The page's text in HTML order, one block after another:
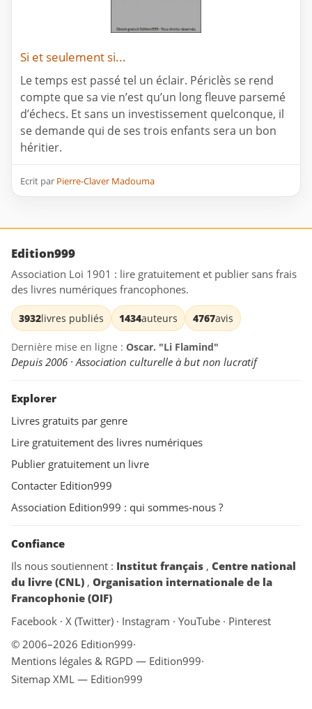
Si et seulement si...
Le temps est passé tel un éclair. Périclès se rend
compte que sa vie n’est qu’un long fleuve parsemé
d’échecs. Et sans un investissement quelconque, il
se demande qui de ses trois enfants sera un bon
héritier.
Ecrit par Pierre-Claver Madouma
Edition999
Association Loi 1901 : lire gratuitement et publier sans frais
des livres numériques francophones.
3932livres publiés 1434auteurs 4767avis
Dernière mise en ligne : Oscar. "Li Flamind"
Depuis 2006 · Association culturelle à but non lucratif
Explorer
Livres gratuits par genre
Lire gratuitement des livres numériques
Publier gratuitement un livre
Contacter Edition999
Association Edition999 : qui sommes-nous ?
Confiance
Ils nous soutiennent : Institut français , Centre national
du livre (CNL) , Organisation internationale de la
Francophonie (OIF)
Facebook · X (Twitter) · Instagram · YouTube · Pinterest
© 2006–2026 Edition999·
Mentions légales & RGPD — Edition999·
Sitemap XML — Edition999